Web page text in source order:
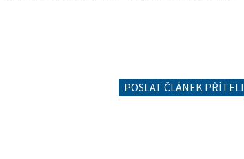
POSLAT ČLÁNEK PŘÍTELI